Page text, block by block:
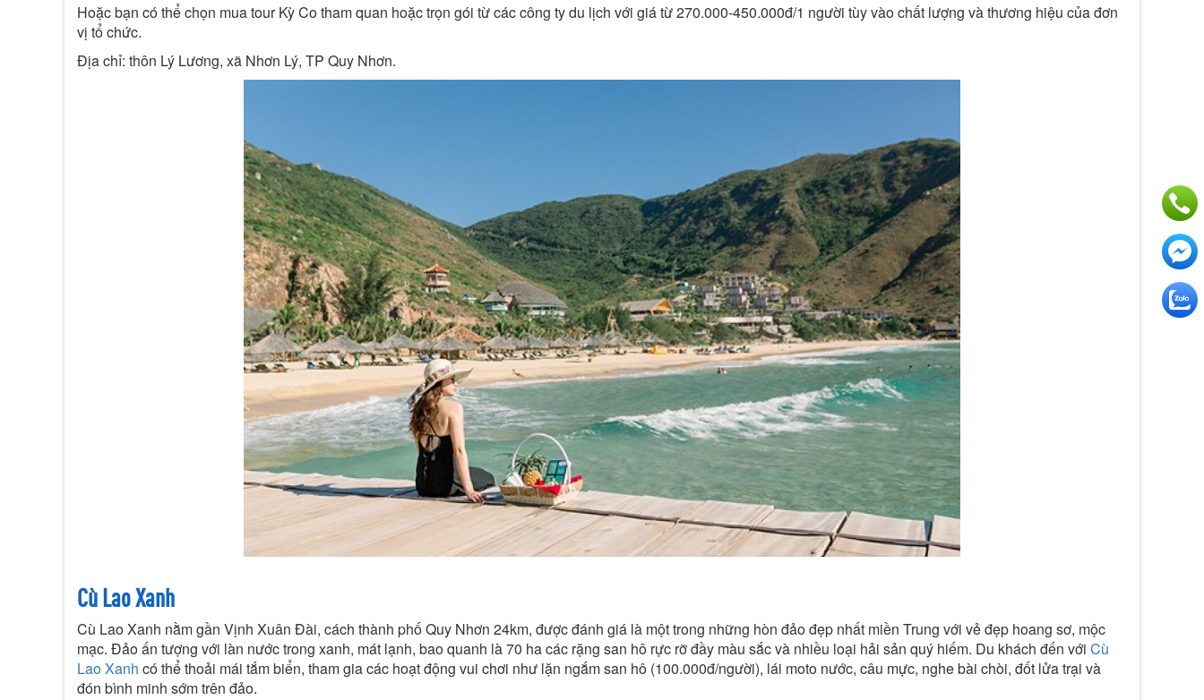
Hoặc bạn có thể chọn mua tour Kỳ Co tham quan hoặc trọn gói từ các công ty du lịch với giá từ 270.000-450.000đ/1 người tùy vào chất lượng và thương hiệu của đơn
vị tổ chức.
Địa chỉ: thôn Lý Lương, xã Nhơn Lý, TP Quy Nhơn.
Cù Lao Xanh
Cù Lao Xanh nằm gần Vịnh Xuân Đài, cách thành phố Quy Nhơn 24km, được đánh giá là một trong những hòn đảo đẹp nhất miền Trung với vẻ đẹp hoang sơ, mộc
mạc. Đảo ấn tượng với làn nước trong xanh, mát lạnh, bao quanh là 70 ha các rặng san hô rực rỡ đầy màu sắc và nhiều loại hải sản quý hiếm. Du khách đến với Cù
Lao Xanh có thể thoải mái tắm biển, tham gia các hoạt động vui chơi như lặn ngắm san hô (100.000đ/người), lái moto nước, câu mực, nghe bài chòi, đốt lửa trại và
đón bình minh sớm trên đảo.